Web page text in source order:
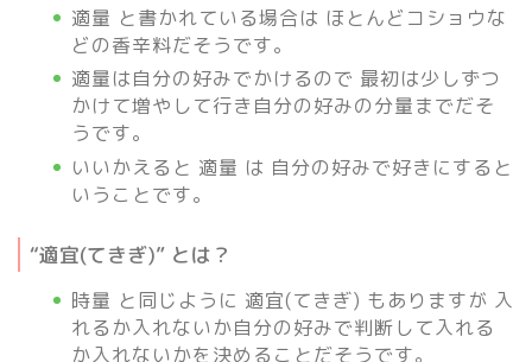
適量 と書かれている場合は ほとんどコショウな
どの香辛料だそうです。
適量は自分の好みでかけるので 最初は少しずつ
かけて増やして行き自分の好みの分量までだそ
うです。
いいかえると 適量 は 自分の好みで好きにすると
いうことです。
“適宜(てきぎ)” とは？
時量 と同じように 適宜(てきぎ) もありますが 入
れるか入れないか自分の好みで判断して入れる
か入れないかを決めることだそうです。